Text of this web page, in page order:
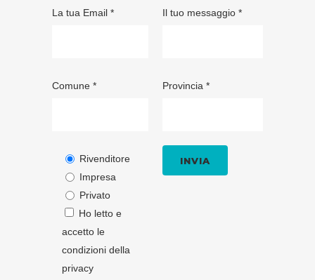
La tua Email *
Comune *
Rivenditore
Impresa
Privato
Ho letto e
accetto le
condizioni della
privacy
Il tuo messaggio *
Provincia *